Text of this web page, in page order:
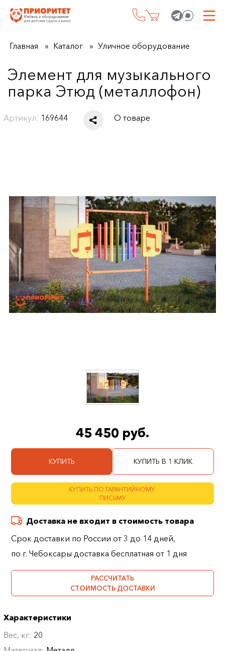
Главная Каталог Уличное оборудование
Элемент для музыкального
парка Этюд (металлофон)
Артикул: 169644 О товаре
45 450 руб.
КУПИТЬ КУПИТЬ В 1 КЛИК
КУПИТЬ ПО ГАРАНТИЙНОМУ
ПИСЬМУ
Доставка не входит в стоимость товара
Срок доставки по России от 3 до 14 дней,
по г. Чебоксары доставка бесплатная от 1 дня
РАССЧИТАТЬ
СТОИМОСТЬ ДОСТАВКИ
Характеристики
Вес, кг: 20